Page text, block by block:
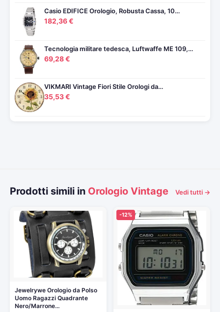
Casio EDIFICE Orologio, Robusta Cassa, 10…
182,36 €
Tecnologia militare tedesca, Luftwaffe ME 109,…
69,28 €
VIKMARI Vintage Fiori Stile Orologi da…
35,53 €
Prodotti simili in Orologio Vintage Vedi tutti →
Jewelrywe Orologio da Polso
Uomo Ragazzi Quadrante
Nero/Marrone…
-12%